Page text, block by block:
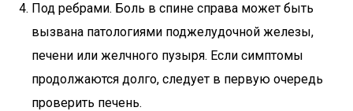
Под ребрами. Боль в спине справа может быть
вызвана патологиями поджелудочной железы,
печени или желчного пузыря. Если симптомы
продолжаются долго, следует в первую очередь
проверить печень.